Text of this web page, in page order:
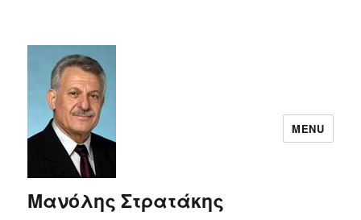
Μανόλης Στρατάκης
MENU